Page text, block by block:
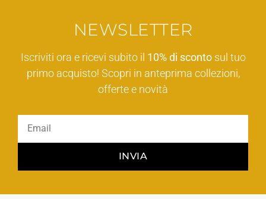
NEWSLETTER
Iscriviti ora e ricevi subito il 10% di scontosul tuo
primo acquisto! Scopri in anteprima collezioni,
offerte e novità
INVIA